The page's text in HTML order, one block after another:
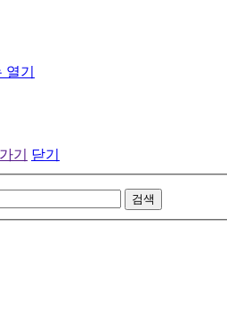
기
기
닫기
검색